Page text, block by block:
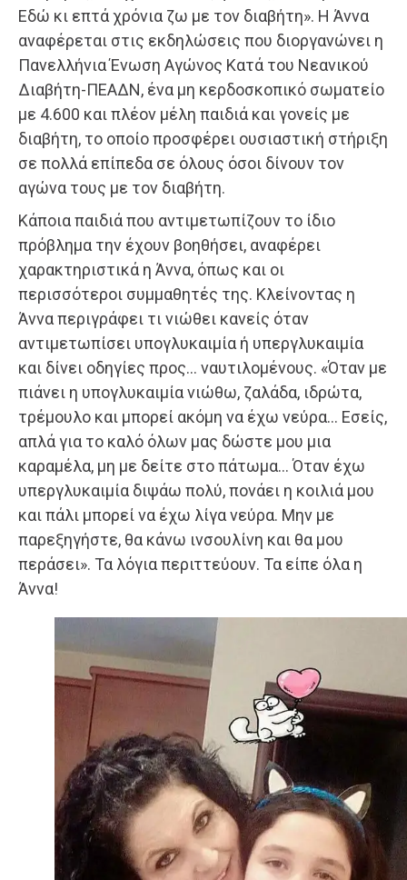
Εδώ κι επτά χρόνια ζω με τον διαβήτη». Η Άννα
αναφέρεται στις εκδηλώσεις που διοργανώνει η
Πανελλήνια Ένωση Αγώνος Κατά του Νεανικού
Διαβήτη-ΠΕΑΔΝ, ένα μη κερδοσκοπικό σωματείο
με 4.600 και πλέον μέλη παιδιά και γονείς με
διαβήτη, το οποίο προσφέρει ουσιαστική στήριξη
σε πολλά επίπεδα σε όλους όσοι δίνουν τον
αγώνα τους με τον διαβήτη.
Κάποια παιδιά που αντιμετωπίζουν το ίδιο
πρόβλημα την έχουν βοηθήσει, αναφέρει
χαρακτηριστικά η Άννα, όπως και οι
περισσότεροι συμμαθητές της. Κλείνοντας η
Άννα περιγράφει τι νιώθει κανείς όταν
αντιμετωπίσει υπογλυκαιμία ή υπεργλυκαιμία
και δίνει οδηγίες προς… ναυτιλομένους. «Όταν με
πιάνει η υπογλυκαιμία νιώθω, ζαλάδα, ιδρώτα,
τρέμουλο και μπορεί ακόμη να έχω νεύρα… Εσείς,
απλά για το καλό όλων μας δώστε μου μια
καραμέλα, μη με δείτε στο πάτωμα… Όταν έχω
υπεργλυκαιμία διψάω πολύ, πονάει η κοιλιά μου
και πάλι μπορεί να έχω λίγα νεύρα. Μην με
παρεξηγήστε, θα κάνω ινσουλίνη και θα μου
περάσει». Τα λόγια περιττεύουν. Τα είπε όλα η
Άννα!